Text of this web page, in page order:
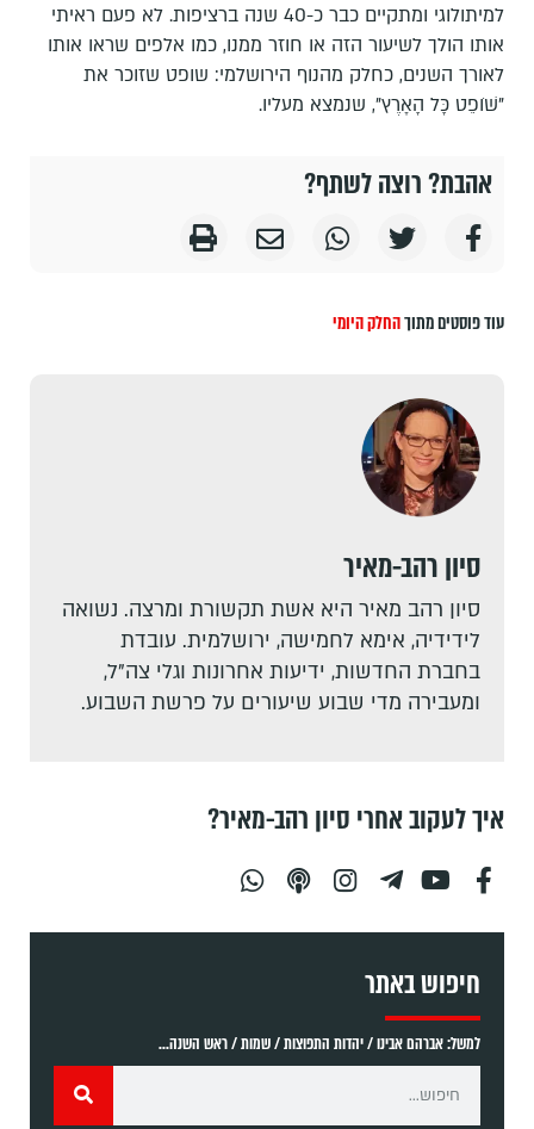
למיתולוגי ומתקיים כבר כ-40 שנה ברציפות. לא פעם ראיתי
אותו הולך לשיעור הזה או חוזר ממנו, כמו אלפים שראו אותו
לאורך השנים, כחלק מהנוף הירושלמי: שופט שזוכר את
"שֹׁופֵט כָּל הָאָרֶץ", שנמצא מעליו.
אהבת? רוצה לשתף?
עוד פוסטים מתוךהחלק היומי
סיון רהב-מאיר
סיון רהב מאיר היא אשת תקשורת ומרצה. נשואה
לידידיה, אימא לחמישה, ירושלמית. עובדת
בחברת החדשות, ידיעות אחרונות וגלי צה"ל,
ומעבירה מדי שבוע שיעורים על פרשת השבוע.
איך לעקוב אחרי סיון רהב-מאיר?
חיפוש באתר
למשל: אברהם אבינו / יהדות התפוצות / שמות / ראש השנה...